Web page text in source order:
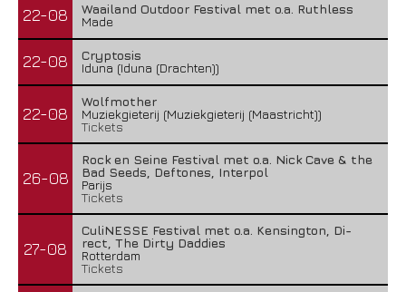
22-08
Waailand Outdoor Festival met o.a. Ruthless
Made
22-08
Cryptosis
Iduna (Iduna (Drachten))
22-08
Wolfmother
Muziekgieterij (Muziekgieterij (Maastricht))
Tickets
26-08
Rock en Seine Festival met o.a. Nick Cave & the
Bad Seeds, Deftones, Interpol
Parijs
Tickets
27-08
CuliNESSE Festival met o.a. Kensington, Di-
rect, The Dirty Daddies
Rotterdam
Tickets